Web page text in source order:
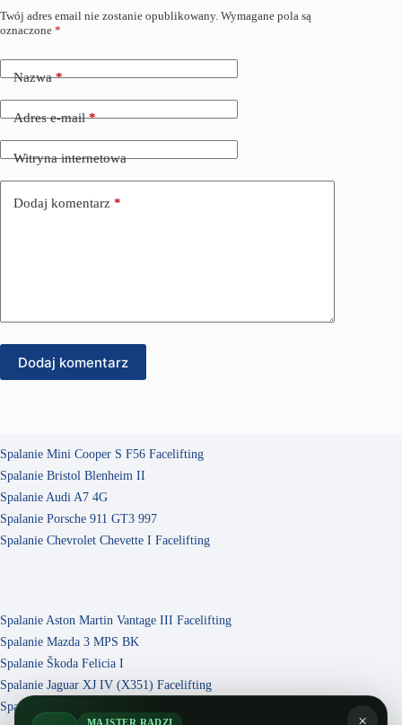
Twój adres email nie zostanie opublikowany. Wymagane pola są
oznaczone *
Nazwa*
Adres e-mail*
Witryna internetowa
Dodaj komentarz *
Dodaj komentarz
Spalanie Mini Cooper S F56 Facelifting
Spalanie Bristol Blenheim II
Spalanie Audi A7 4G
Spalanie Porsche 911 GT3 997
Spalanie Chevrolet Chevette I Facelifting
Spalanie Aston Martin Vantage III Facelifting
Spalanie Mazda 3 MPS BK
Spalanie Škoda Felicia I
Spalanie Jaguar XJ IV (X351) Facelifting
Spalanie Mercedes-Benz W123
×
MAJSTER RADZI